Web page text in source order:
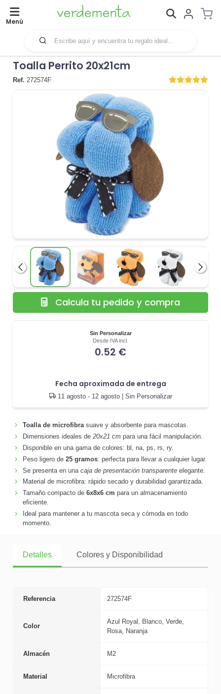
Menú
Toalla Perrito 20x21cm
Ref. 272574F
Anterior
Sin Personalizar
Desde IVA incl.
0.52 €
Fecha aproximada de entrega
11 agosto - 12 agosto| Sin Personalizar
Calcula tu pedido y compra
Toalla de microfibrasuave y absorbente para mascotas.
Dimensiones ideales de 20x21 cmpara una fácil manipulación.
Disponible en una gama de colores: bl, na, ps, rs, ry.
Peso ligero de 25 gramos: perfecta para llevar a cualquier lugar.
Se presenta en una caja de presentación transparenteelegante.
Material de microfibra: rápido secado y durabilidad garantizada.
Tamaño compacto de 6x8x6 cm para un almacenamiento
eficiente.
Ideal para mantener a tu mascota seca y cómoda en todo
momento.
Detalles Colores y Disponibilidad
Referencia 272574F
Color
Azul Royal, Blanco, Verde,
Rosa, Naranja
Almacén M2
Material Microfibra